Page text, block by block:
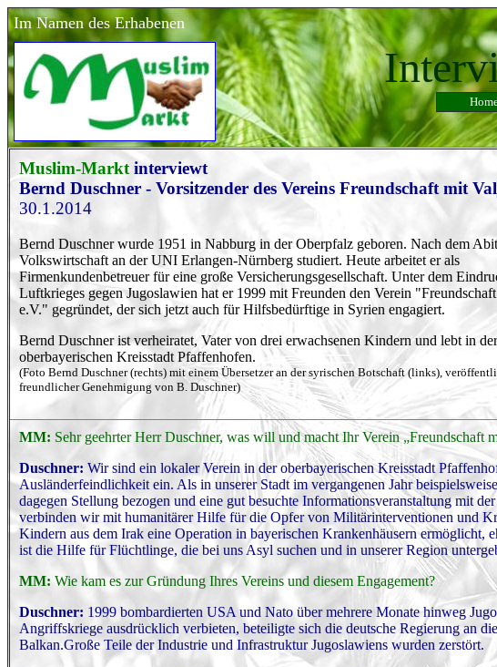
Im Namen des Erhabenen
Muslim-Markt interviewt
Bernd Duschner - Vorsitzender des Vereins Freundschaft mit
30.1.2014
Bernd Duschner wurde 1951 in Nabburg in der Oberpfalz geboren. Nach dem
Volkswirtschaft an der UNI Erlangen-Nürnberg studiert. Heute arbeitet er als
Firmenkundenbetreuer für eine große Versicherungsgesellschaft. Unter dem
Luftkrieges gegen Jugoslawien hat er 1999 mit Freunden den Verein
e.V." gegründet, der sich jetzt auch für Hilfsbedürftige in Syrien engagiert.
Bernd Duschner ist verheiratet, Vater von drei erwachsenen Kindern und lebt in der
oberbayerischen Kreisstadt Pfaffenhofen.
(Foto Bernd Duschner (rechts) mit einem Übersetzer an der syrischen Botschaft (links),
freundlicher Genehmigung von B. Duschner)
MM: Sehr geehrter Herr Duschner, was will und macht Ihr Verein „Freundschaft
Duschner: Wir sind ein lokaler Verein in der oberbayerischen Kreisstadt
Ausländerfeindlichkeit ein. Als in unserer Stadt im vergangenen Jahr
dagegen Stellung bezogen und eine gut besuchte Informationsveranstaltung mit
verbinden wir mit humanitärer Hilfe für die Opfer von Militärinterventionen und
Kindern aus dem Irak eine Operation in bayerischen Krankenhäusern ermöglicht,
ist die Hilfe für Flüchtlinge, die bei uns Asyl suchen und in unserer Region
MM: Wie kam es zur Gründung Ihres Vereins und diesem Engagement?
Duschner: 1999 bombardierten USA und Nato über mehrere Monate hinweg
Angriffskriege ausdrücklich verbieten, beteiligte sich die deutsche Regierung an
Balkan.Große Teile der Industrie und Infrastruktur Jugoslawiens wurden zerstört.